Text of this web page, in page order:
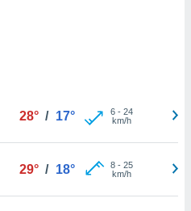
28° / 17° 6- 24
km/h
29° / 18° 8- 25
km/h